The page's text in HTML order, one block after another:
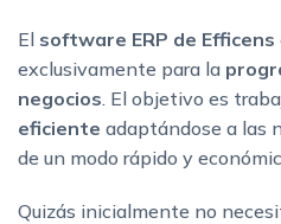
El software ERP de Efficens
exclusivamente para la
negocios . El objetivo es
eficiente adaptándose a las
de un modo rápido y
Quizás inicialmente no